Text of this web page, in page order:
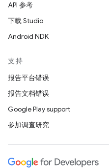
API 参考
下载 Studio
Android NDK
支持
报告平台错误
报告文档错误
Google Play support
参加调查研究